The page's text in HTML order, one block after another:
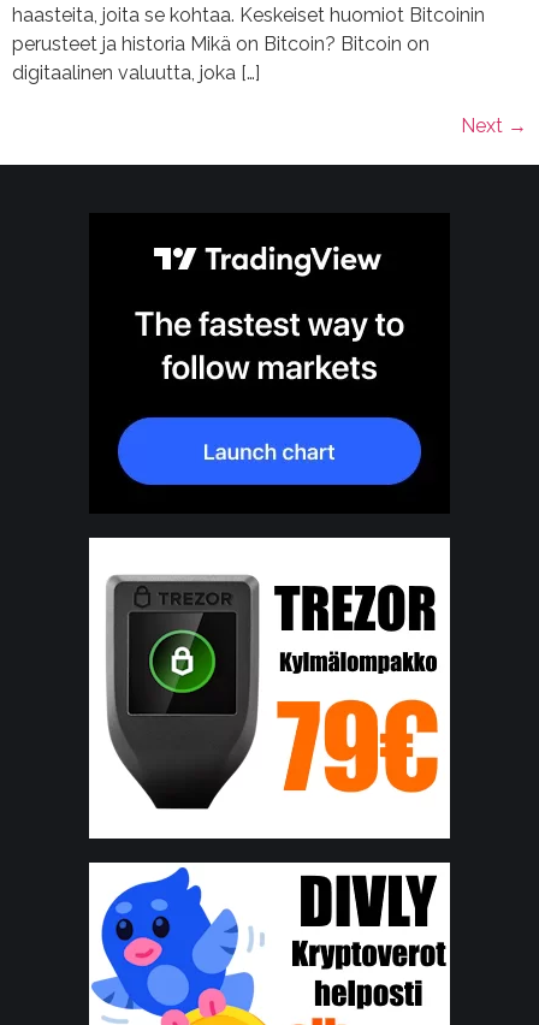
haasteita, joita se kohtaa. Keskeiset huomiot Bitcoinin
perusteet ja historia Mikä on Bitcoin? Bitcoin on
digitaalinen valuutta, joka […]
Next →